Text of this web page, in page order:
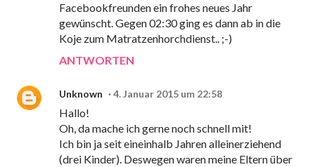
Facebookfreunden ein frohes neues Jahr
gewünscht. Gegen 02:30 ging es dann ab in die
Koje zum Matratzenhorchdienst.. ;-)
ANTWORTEN
Unknown 4. Januar 2015 um 22:58
Hallo!
Oh, da mache ich gerne noch schnell mit!
Ich bin ja seit eineinhalb Jahren alleinerziehend
(drei Kinder). Deswegen waren meine Eltern über